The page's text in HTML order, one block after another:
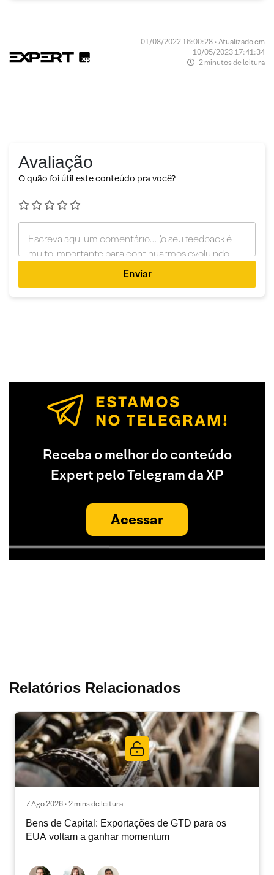
01/08/2022 16:00:28 • Atualizado em
10/05/2023 17:41:34
2 minutos de leitura
Avaliação
O quão foi útil este conteúdo pra você?
Enviar
Receba o melhor do conteúdo
Expert pelo Telegram da XP
Acessar
Relatórios Relacionados
7 Ago 2026 • 2 mins de leitura
Bens de Capital: Exportações de GTD para os
EUA voltam a ganhar momentum